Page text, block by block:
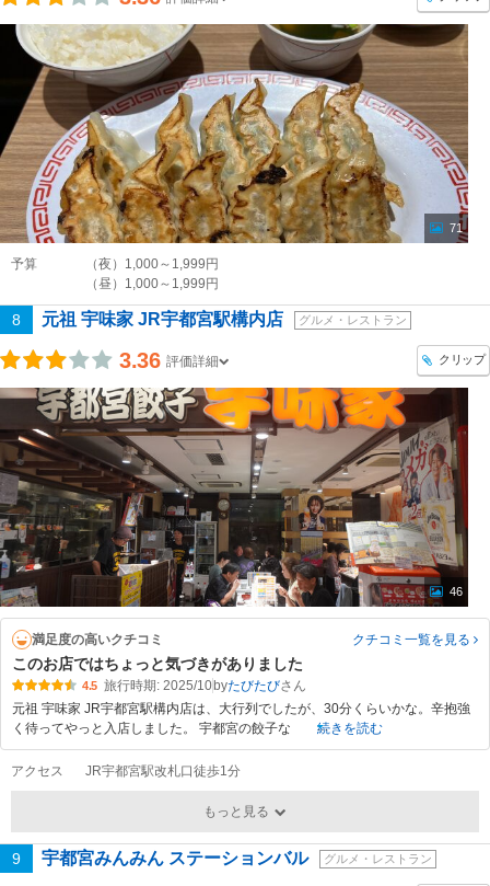
71
予算
（夜）1,000～1,999円
（昼）1,000～1,999円
8 元祖 宇味家 JR宇都宮駅構内店 グルメ・レストラン
3.36 評価詳細 クリップ
46
満足度の高いクチコミ クチコミ一覧を見る
このお店ではちょっと気づきがありました
4.5 旅行時期: 2025/10byたびたび
元祖 宇味家 JR宇都宮駅構内店は、大行列でしたが、30分くらいかな。辛抱強
く待ってやっと入店しました。 宇都宮の餃子な
続きを読む
アクセス JR宇都宮駅改札口徒歩1分
もっと見る
9 宇都宮みんみん ステーションバル グルメ・レストラン